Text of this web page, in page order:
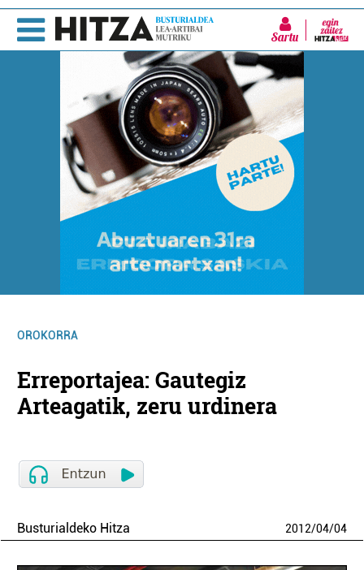
Sartu
OROKORRA
Erreportajea: Gautegiz
Arteagatik, zeru urdinera
Busturialdeko Hitza 2012/04/04